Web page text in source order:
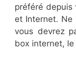
préféré depuis
et Internet. Ne
vous devrez
box internet,